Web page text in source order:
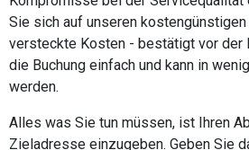
Sie sich auf unseren
versteckte Kosten - bestätigt vor der
die Buchung einfach und kann in
werden.
Alles was Sie tun müssen, ist Ihren
Zieladresse einzugeben. Geben Sie